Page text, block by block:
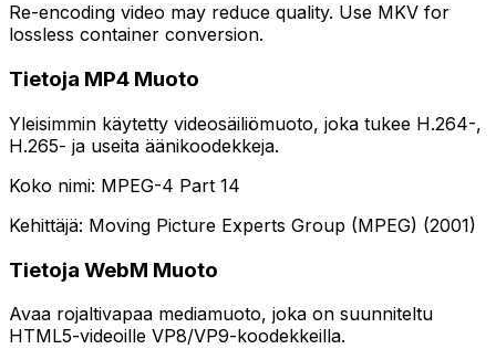
Re-encoding video may reduce quality. Use MKV for
lossless container conversion.
Tietoja MP4 Muoto
Yleisimmin käytetty videosäiliömuoto, joka tukee H.264-,
H.265- ja useita äänikoodekkeja.
Koko nimi: MPEG-4 Part 14
Kehittäjä: Moving Picture Experts Group (MPEG) (2001)
Tietoja WebM Muoto
Avaa rojaltivapaa mediamuoto, joka on suunniteltu
HTML5-videoille VP8/VP9-koodekkeilla.